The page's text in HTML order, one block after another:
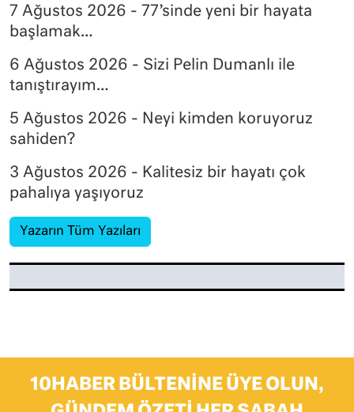
7 Ağustos 2026 - 77’sinde yeni bir hayata
başlamak…
6 Ağustos 2026 - Sizi Pelin Dumanlı ile
tanıştırayım…
5 Ağustos 2026 - Neyi kimden koruyoruz
sahiden?
3 Ağustos 2026 - Kalitesiz bir hayatı çok
pahalıya yaşıyoruz
Yazarın Tüm Yazıları
10HABER BÜLTENINE ÜYE OLUN,